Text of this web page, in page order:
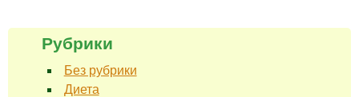
Рубрики
Без рубрики
Диета